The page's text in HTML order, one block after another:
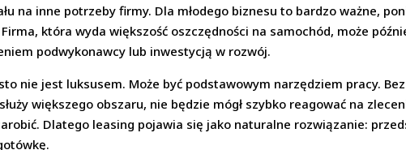
na inne potrzeby firmy. Dla młodego biznesu to bardzo ważne,
która wyda większość oszczędności na samochód, może
podwykonawcy lub inwestycją w rozwój.
nie jest luksusem. Może być podstawowym narzędziem pracy.
większego obszaru, nie będzie mógł szybko reagować na
Dlatego leasing pojawia się jako naturalne rozwiązanie: